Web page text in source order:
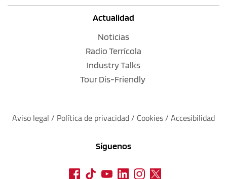
Actualidad
Noticias
Radio Terrícola
Industry Talks
Tour Dis-Friendly
Aviso legal / Política de privacidad / Cookies / Accesibilidad
Síguenos